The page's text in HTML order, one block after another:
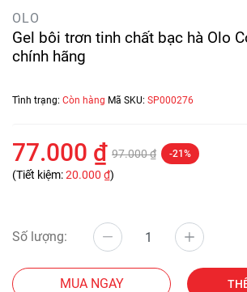
OLO
Gel bôi trơn tinh chất bạc hà Olo
chính hãng
Tình trạng: Còn hàng Mã SKU: SP000276
77.000 ₫ 97.000 ₫ -21%
(Tiết kiệm:20.000 ₫)
Số lượng:
MUA NGAY